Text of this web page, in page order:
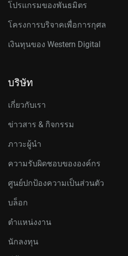
โปรแกรมของพันธมิตร
โครงการบริจาคเพื่อการกุศล
เงินทุนของ Western Digital
บริษัท
เกี่ยวกับเรา
ข่าวสาร & กิจกรรม
ภาวะผู้นำ
ความรับผิดชอบขององค์กร
ศูนย์ปกป้องความเป็นส่วนตัว
บล็อก
ตำแหน่งงาน
นักลงทุน